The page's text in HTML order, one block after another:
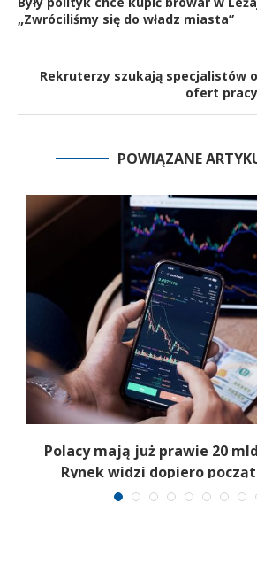
„Zwróciliśmy się do władz miasta”
Rekruterzy szukają specjalistów
ofert
POWIĄZANE
Polacy mają już prawie 20 mld
Rynek widzi dopiero